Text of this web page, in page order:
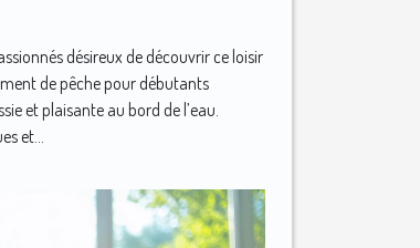
désireux de découvrir ce loisir
de pêche pour débutants
et plaisante au bord de l’eau.
et...